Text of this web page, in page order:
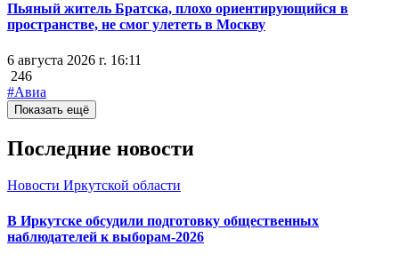
Пьяный житель Братска, плохо ориентирующийся в
пространстве, не смог улететь в Москву
6 августа 2026 г. 16:11
246
#Авиа
Показать ещё
Последние новости
Новости Иркутской области
В Иркутске обсудили подготовку общественных
наблюдателей к выборам-2026